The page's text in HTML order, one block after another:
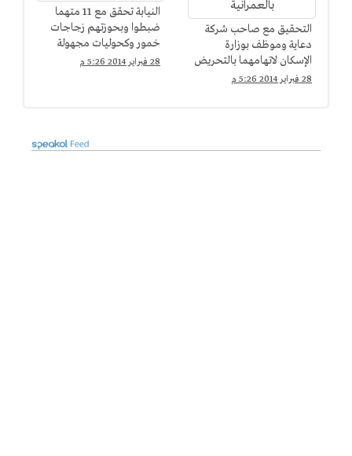
التحقيق مع صاحب شركة
دعاية وموظف بوزارة
الإسكان لاتهامهما بالتحريض
على العنف بالعمرانية
28 فبراير 2014 5:26 م
النيابة تحقق مع 11 متهما
ضبطوا وبحوزتهم زجاجات
خمور وكحوليات مجهولة
المصدر بأوسيم
28 فبراير 2014 5:26 م